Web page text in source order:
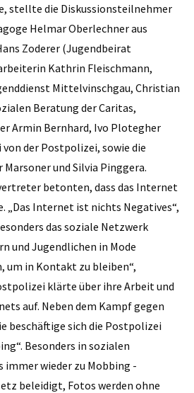
stellte die Diskus­sionsteilnehmer
Helmar Oberlechner aus
Zoderer (Jugendbeirat
Kathrin Fleischmann,
Mittelvinschgau, Christian
Beratung der Caritas,
Armin Bernhard, Ivo Plotegher
von der Postpolizei, sowie die
und Silvia Pinggera.
betonten, dass das Internet
„Das Internet ist nichts Negatives“,
das soziale Netzwerk
und Jugendlichen in Mode
um in Kontakt zu bleiben“,
klärte über ihre Arbeit und
auf. Neben dem Kampf gegen
beschäftige sich die Postpolizei
Besonders in sozialen
immer wieder zu Mobbing -
beleidigt, Fotos werden ohne